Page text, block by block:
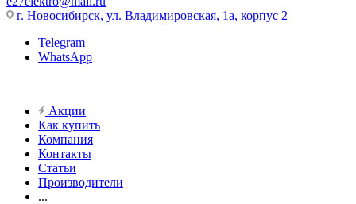
г. Новосибирск, ул. Владимировская, 1а, корпус 2
Telegram
WhatsApp
Акции
Как купить
Компания
Контакты
Статьи
Производители
...